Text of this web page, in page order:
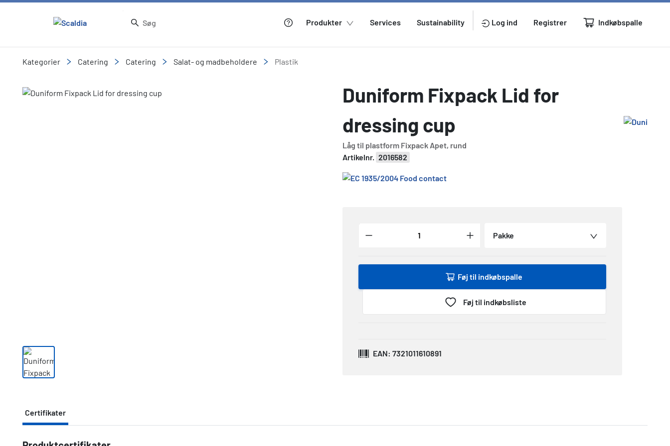
Produkter Services Sustainability Log ind Registrer Indkøbspalle
Kategorier Catering Catering Salat- og madbeholdere Plastik
Slide 1 of 1
Duniform Fixpack Lid for
dressing cup
Låg til plastform Fixpack Apet, rund
Artikelnr. 2016582
Pakke
Føj til indkøbspalle
Føj til indkøbsliste
EAN: 7321011610891
Certifikater